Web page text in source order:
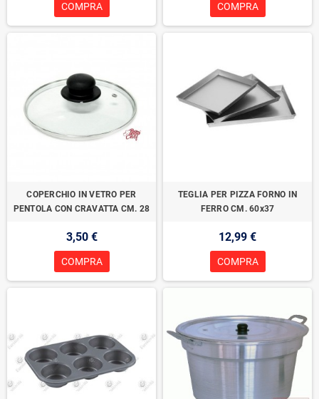
COMPRA COMPRA
COPERCHIO IN VETRO PER
PENTOLA CON CRAVATTA CM. 28
3,50 €
COMPRA
TEGLIA PER PIZZA FORNO IN
FERRO CM. 60x37
12,99 €
COMPRA